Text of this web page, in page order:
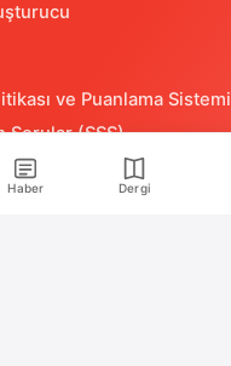
ve Puanlama Sistemi
Sorular (SSS)
Kullanım Politikası
Haber Dergi